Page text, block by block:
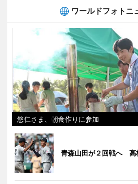
ワールドフォトニ
悠仁さま、朝食作りに参加
青森山田が２回戦へ 高